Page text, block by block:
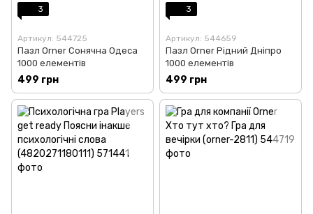
3
Артикул: 544725
Пазл Orner Сонячна Одеса
1000 елементів
499 грн
3
Артикул: 544659
Пазл Orner Рідний Дніпро
1000 елементів
499 грн